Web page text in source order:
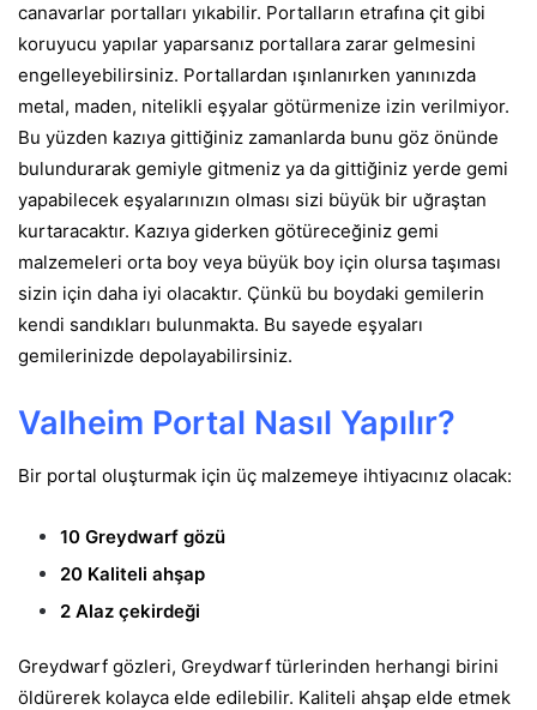
canavarlar portalları yıkabilir. Portalların etrafına çit gibi
koruyucu yapılar yaparsanız portallara zarar gelmesini
engelleyebilirsiniz. Portallardan ışınlanırken yanınızda
metal, maden, nitelikli eşyalar götürmenize izin verilmiyor.
Bu yüzden kazıya gittiğiniz zamanlarda bunu göz önünde
bulundurarak gemiyle gitmeniz ya da gittiğiniz yerde gemi
yapabilecek eşyalarınızın olması sizi büyük bir uğraştan
kurtaracaktır. Kazıya giderken götüreceğiniz gemi
malzemeleri orta boy veya büyük boy için olursa taşıması
sizin için daha iyi olacaktır. Çünkü bu boydaki gemilerin
kendi sandıkları bulunmakta. Bu sayede eşyaları
gemilerinizde depolayabilirsiniz.
Valheim Portal Nasıl Yapılır?
Bir portal oluşturmak için üç malzemeye ihtiyacınız olacak:
10 Greydwarf gözü
20 Kaliteli ahşap
2 Alaz çekirdeği
Greydwarf gözleri, Greydwarf türlerinden herhangi birini
öldürerek kolayca elde edilebilir. Kaliteli ahşap elde etmek